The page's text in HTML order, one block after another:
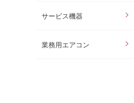
サービス機器
業務用エアコン